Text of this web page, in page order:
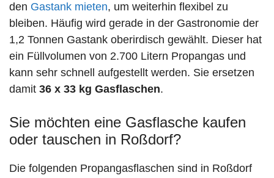
den Gastank mieten, um weiterhin flexibel zu
bleiben. Häufig wird gerade in der Gastronomie der
1,2 Tonnen Gastank oberirdisch gewählt. Dieser hat
ein Füllvolumen von 2.700 Litern Propangas und
kann sehr schnell aufgestellt werden. Sie ersetzen
damit 36 x 33 kg Gasflaschen.
Sie möchten eine Gasflasche kaufen
oder tauschen in Roßdorf?
Die folgenden Propangasflaschen sind in Roßdorf